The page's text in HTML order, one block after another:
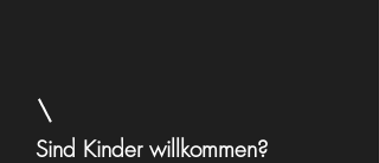
Sind Kinder willkommen?